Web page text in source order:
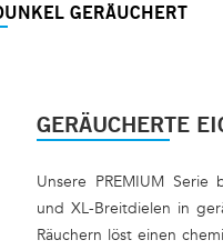
GERÄUCHERT
GERÄUCHERTE
Unsere PREMIUM
und XL-Breitdielen in
Räuchern löst einen